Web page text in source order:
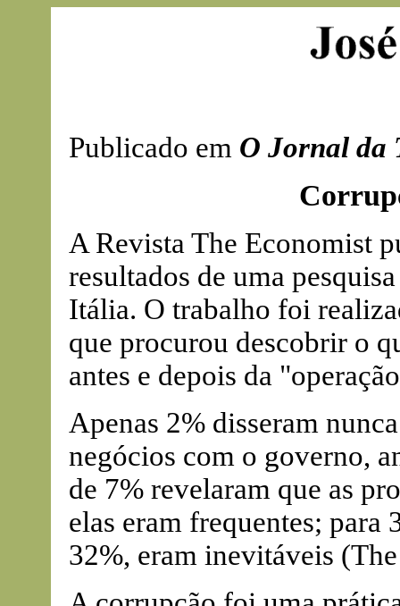
Publicado em O Jornal da
A Revista The Economist
resultados de uma
Itália. O trabalho foi
que procurou descobrir o
antes e depois da
Apenas 2% disseram
negócios com o governo,
de 7% revelaram que as
elas eram frequentes; para
32%, eram inevitáveis